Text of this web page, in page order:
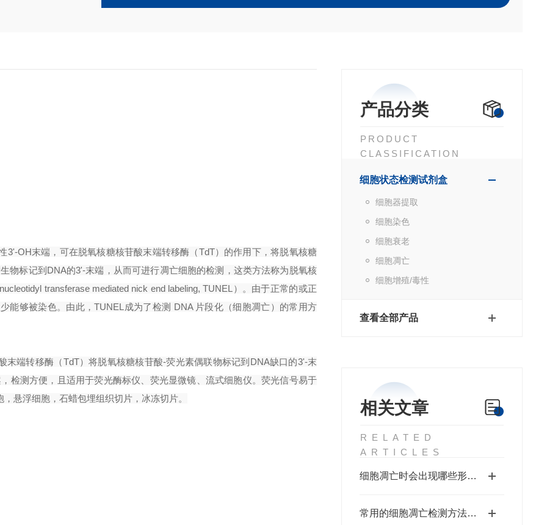
产品分类
PRODUCT
CLASSIFICATION
细胞状态检测试剂盒
细胞器提取
细胞染色
细胞衰老
细胞凋亡
细胞增殖/毒性
查看全部产品
相关文章
RELATED
ARTICLES
细胞凋亡时会出现哪些形态学变化？
常用的细胞凋亡检测方法【大盘点】
OH末端，可在脱氧核糖核苷酸末端转移酶（TdT）的作用下，将脱氧核糖
物标记到DNA的3'-末端，从而可进行凋亡细胞的检测，这类方法称为脱氧核
transferase mediated nick end labeling, TUNEL）。由于正常的或正
能够被染色。由此，TUNEL成为了检测 DNA 片段化（细胞凋亡）的常用方
末端转移酶（TdT）将脱氧核糖核苷酸-荧光素偶联物标记到DNA缺口的3'-末
检测方便，且适用于荧光酶标仪、荧光显微镜、流式细胞仪。荧光信号易于
悬浮细胞，石蜡包埋组织切片，冰冻切片。